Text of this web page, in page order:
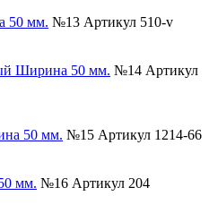
№13 Артикул 510-v
№14 Артикул
№15 Артикул 1214-66
№16 Артикул 204